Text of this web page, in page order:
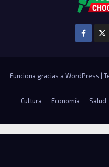
Funciona gracias a WordPress |
Cultura Economía Salud